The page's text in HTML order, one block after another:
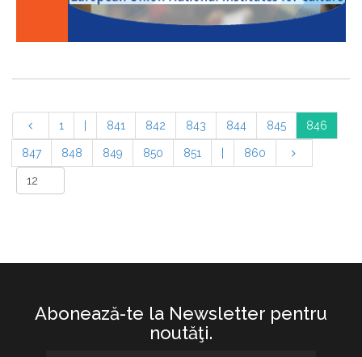
1 841 842 843 844 845 846
847 848 849 850 851 860
Abonează-te la Newsletter pentru
noutăţi.